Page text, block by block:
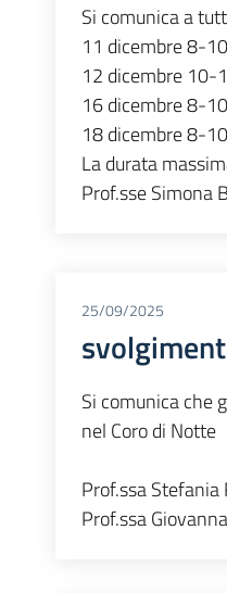
Si comunica a
11 dicembre 8-
12 dicembre 10-
16 dicembre 8-
18 dicembre 8-
La durata
Prof.sse Simona
25/09/2025
Si comunica che
nel Coro di Notte
Prof.ssa Stefania
Prof.ssa